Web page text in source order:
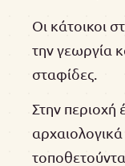
Οι κάτοικοι
την γεωργία
σταφίδες.
Στην περιοχή